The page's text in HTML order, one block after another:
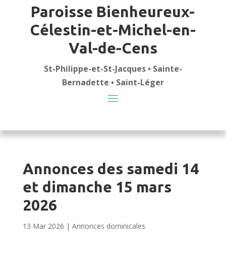
Paroisse Bienheureux-
Célestin-et-Michel-en-
Val-de-Cens
St-Philippe-et-St-Jacques • Sainte-
Bernadette • Saint-Léger
Annonces des samedi 14
et dimanche 15 mars
2026
13 Mar 2026 | Annonces dominicales